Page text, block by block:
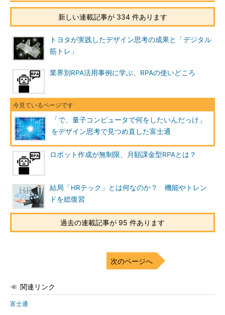
新しい連載記事が 334 件あります
トヨタが実践したデザイン思考の成果と「デジタル
筋トレ」
業界別RPA活用事例に学ぶ、RPAの使いどころ
「で、量子コンピュータで何をしたいんだっけ」
をデザイン思考で見つめ直した富士通
ロボット作成が無制限、月額課金型RPAとは？
結局「HRテック」とは何なのか？ 機能やトレン
ドを総復習
過去の連載記事が 95 件あります
次のページへ
関連リンク
富士通